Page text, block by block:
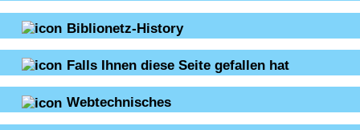
Biblionetz-History
Falls Ihnen diese Seite gefallen hat
Webtechnisches